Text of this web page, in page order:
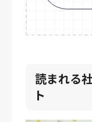
読まれる
ト